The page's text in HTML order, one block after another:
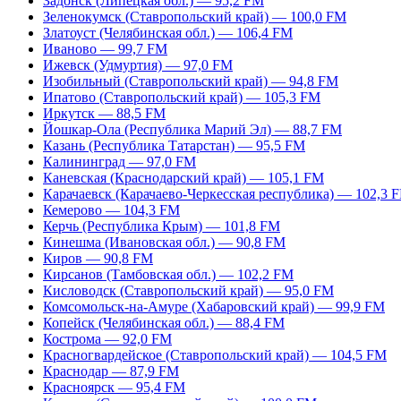
Зеленокумск (Ставропольский край) — 100,0 FM
Златоуст (Челябинская обл.) — 106,4 FM
Иваново — 99,7 FM
Ижевск (Удмуртия) — 97,0 FM
Изобильный (Ставропольский край) — 94,8 FM
Ипатово (Ставропольский край) — 105,3 FM
Иркутск — 88,5 FM
Йошкар-Ола (Республика Марий Эл) — 88,7 FM
Казань (Республика Татарстан) — 95,5 FM
Калининград — 97,0 FM
Каневская (Краснодарский край) — 105,1 FM
Карачаевск (Карачаево-Черкесская республика) — 102,3
Кемерово — 104,3 FM
Керчь (Республика Крым) — 101,8 FM
Кинешма (Ивановская обл.) — 90,8 FM
Киров — 90,8 FM
Кирсанов (Тамбовская обл.) — 102,2 FM
Кисловодск (Ставропольский край) — 95,0 FM
Комсомольск-на-Амуре (Хабаровский край) — 99,9 FM
Копейск (Челябинская обл.) — 88,4 FM
Кострома — 92,0 FM
Красногвардейское (Ставропольский край) — 104,5 FM
Краснодар — 87,9 FM
Красноярск — 95,4 FM